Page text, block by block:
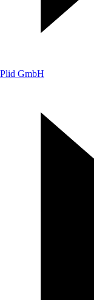
Plid GmbH